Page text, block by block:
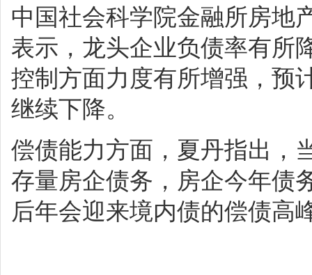
中国社会科学院金融所房地
表示，龙头企业负债率有所
控制方面力度有所增强，预
继续下降。
偿债能力方面，夏丹指出，
存量房企债务，房企今年债
后年会迎来境内债的偿债高